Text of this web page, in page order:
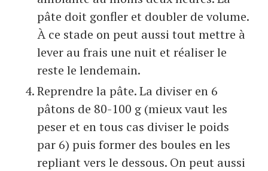
pâte doit gonfler et doubler de volume.
À ce stade on peut aussi tout mettre à
lever au frais une nuit et réaliser le
reste le lendemain.
Reprendre la pâte. La diviser en 6
pâtons de 80-100 g (mieux vaut les
peser et en tous cas diviser le poids
par 6) puis former des boules en les
repliant vers le dessous. On peut aussi